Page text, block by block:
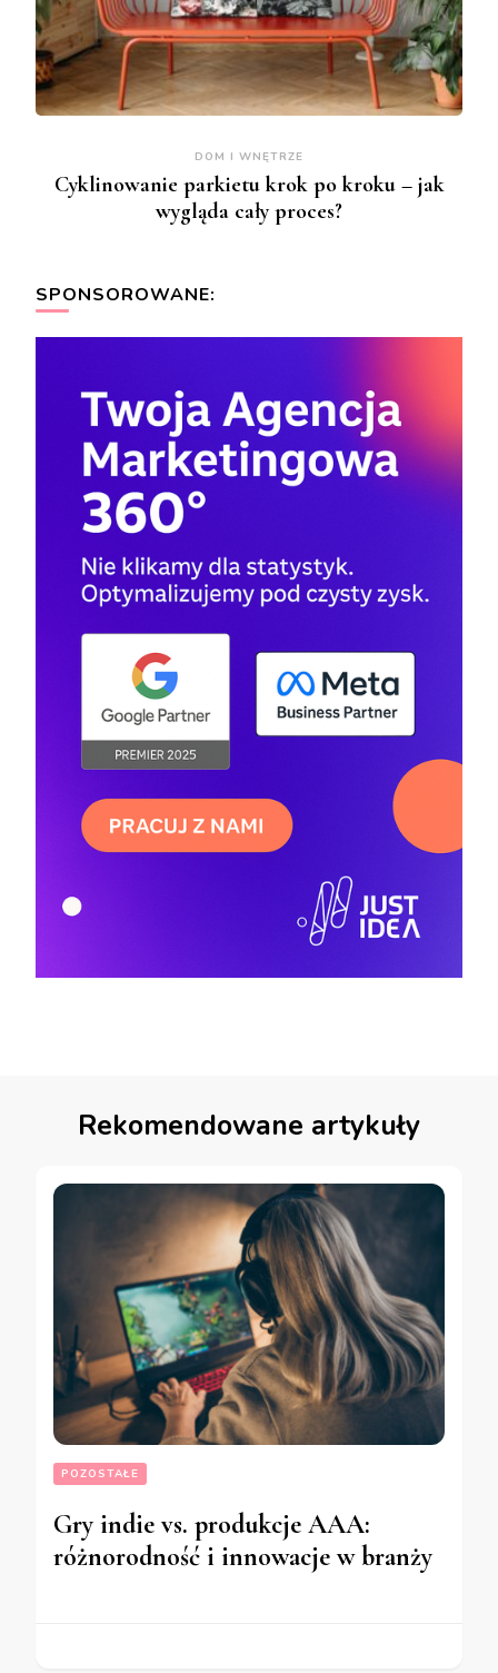
DOM I WNĘTRZE
Cyklinowanie parkietu krok po kroku – jak
wygląda cały proces?
SPONSOROWANE:
Rekomendowane artykuły
POZOSTAŁE
Gry indie vs. produkcje AAA:
różnorodność i innowacje w branży